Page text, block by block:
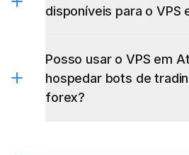
disponíveis para o VPS
Posso usar o VPS em
hospedar bots de
forex?